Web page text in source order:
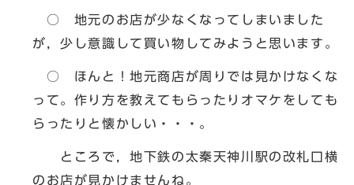
○ 地元のお店が少なくなってしまいました
が，少し意識して買い物してみようと思います。
○ ほんと！地元商店が周りでは見かけなくな
って。作り方を教えてもらったりオマケをしても
らったりと懐かしい・・・。
ところで，地下鉄の太秦天神川駅の改札口横
のお店が見かけませんね。